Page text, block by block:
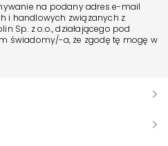
na podany adres e-mail
i handlowych związanych z
Sp. z o.o., działającego pod
świadomy/-a, że zgodę tę mogę w